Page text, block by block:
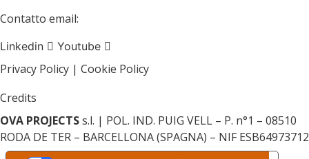
Contatto email:
Linkedin Youtube
Privacy Policy | Cookie Policy
Credits
OVA PROJECTSs.l. | POL. IND. PUIG VELL – P. n°1 – 08510
RODA DE TER – BARCELLONA (SPAGNA) – NIF ESB64973712